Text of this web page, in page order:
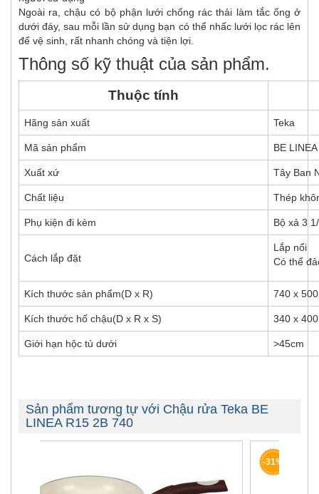
Ngoài ra, chậu có bộ phận lưới chống rác thải làm tắc ống ở
dưới đáy, sau mỗi lần sử dụng bạn có thể nhấc lưới lọc rác lên
để vệ sinh, rất nhanh chóng và tiện lợi.
Thông số kỹ thuật của sản phẩm.
Thuộc tính
Hãng sản xuất Teka
Mã sản phẩm BE
Xuất xứ Tây Ban
Chất liệu Thép
Phụ kiện đi kèm Bộ xả 3
Cách lắp đặt
Lắp nổi
Có thể
Kích thước sản phẩm(D x R) 740 x
Kích thước hố chậu(D x R x S) 340 x
Giới hạn hộc tủ dưới >45cm
Sản phẩm tương tự với Chậu rửa Teka BE
LINEA R15 2B 740